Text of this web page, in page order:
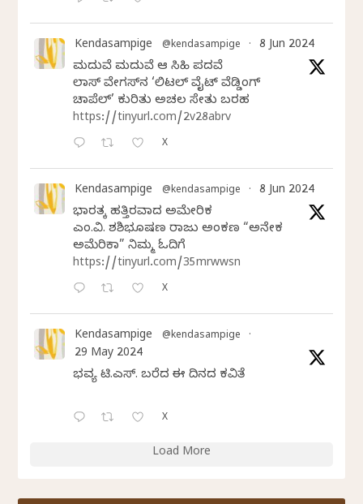
Kendasampige @kendasampige · 8 Jun 2024
ಮದುವೆ ಮದುವೆ ಆ ಸಿಹಿ ಪದವೆ
ಲಾಸ್‌ ವೇಗಸ್‌ನ ‘ಲಿಟಲ್ ವೈಟ್ ವೆಡ್ಡಿಂಗ್
ಚಾಪೆಲ್’ ಕುರಿತು ಅಚಲ ಸೇತು ಬರಹ
https://tinyurl.com/2v28abrv
X
Kendasampige @kendasampige · 8 Jun 2024
ಭಾರತಕ್ಕೆ ಹತ್ತಿರವಾದ ಅಮೇರಿಕ
ಎಂ.ವಿ. ಶಶಿಭೂಷಣ ರಾಜು ಅಂಕಣ “ಅನೇಕ
ಅಮೆರಿಕಾ” ನಿಮ್ಮ ಓದಿಗೆ
https://tinyurl.com/35mrwwsn
X
Kendasampige @kendasampige ·
29 May 2024
ಭವ್ಯ ಟಿ.ಎಸ್. ಬರೆದ ಈ ದಿನದ ಕವಿತೆ
X
Load More